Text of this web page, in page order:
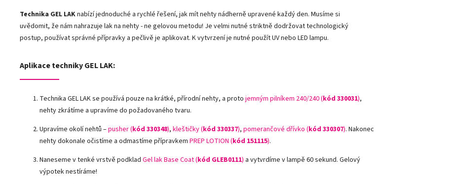
Technika GEL LAKnabízí jednoduché a rychlé řešení, jak mít nehty nádherně upravené každý den. Musíme si
uvědomit, že nám nahrazuje lak na nehty - ne gelovou metodu! Je velmi nutné striktně dodržovat technologický
postup, používat správné přípravky a pečlivě je aplikovat. K vytvrzení je nutné použít UV nebo LED lampu.
Aplikace techniky GEL LAK:
Technika GEL LAK se používá pouze na krátké, přírodní nehty, a proto jemným pilníkem 240/240 (kód 330031),
nehty zkrátíme a upravíme do požadovaného tvaru.
Upravíme okolí nehtů –pusher (kód 330348), kleštičky (kód 330337), pomerančové dřívko (kód 330307). Nakonec
nehty dokonale očistíme a odmastíme přípravkem PREP LOTION (kód 151115).
Naneseme v tenké vrstvě podklad Gel lak Base Coat (kód GLEB0111) a vytvrdíme v lampě 60 sekund. Gelový
výpotek nestíráme!